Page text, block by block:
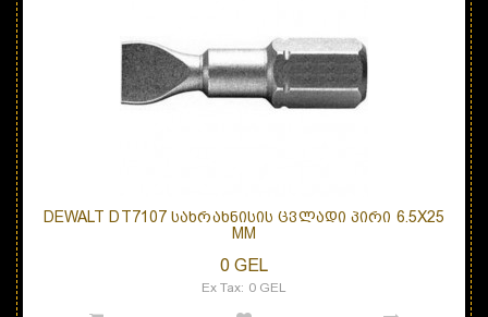
DEWALT DT7107 ᲡᲐᲮᲠᲐᲮᲜᲘᲡᲘᲡ ᲪᲕᲚᲐᲓᲘ ᲞᲘᲠᲘ 6.5X25
MM
0 GEL
Ex Tax: 0 GEL